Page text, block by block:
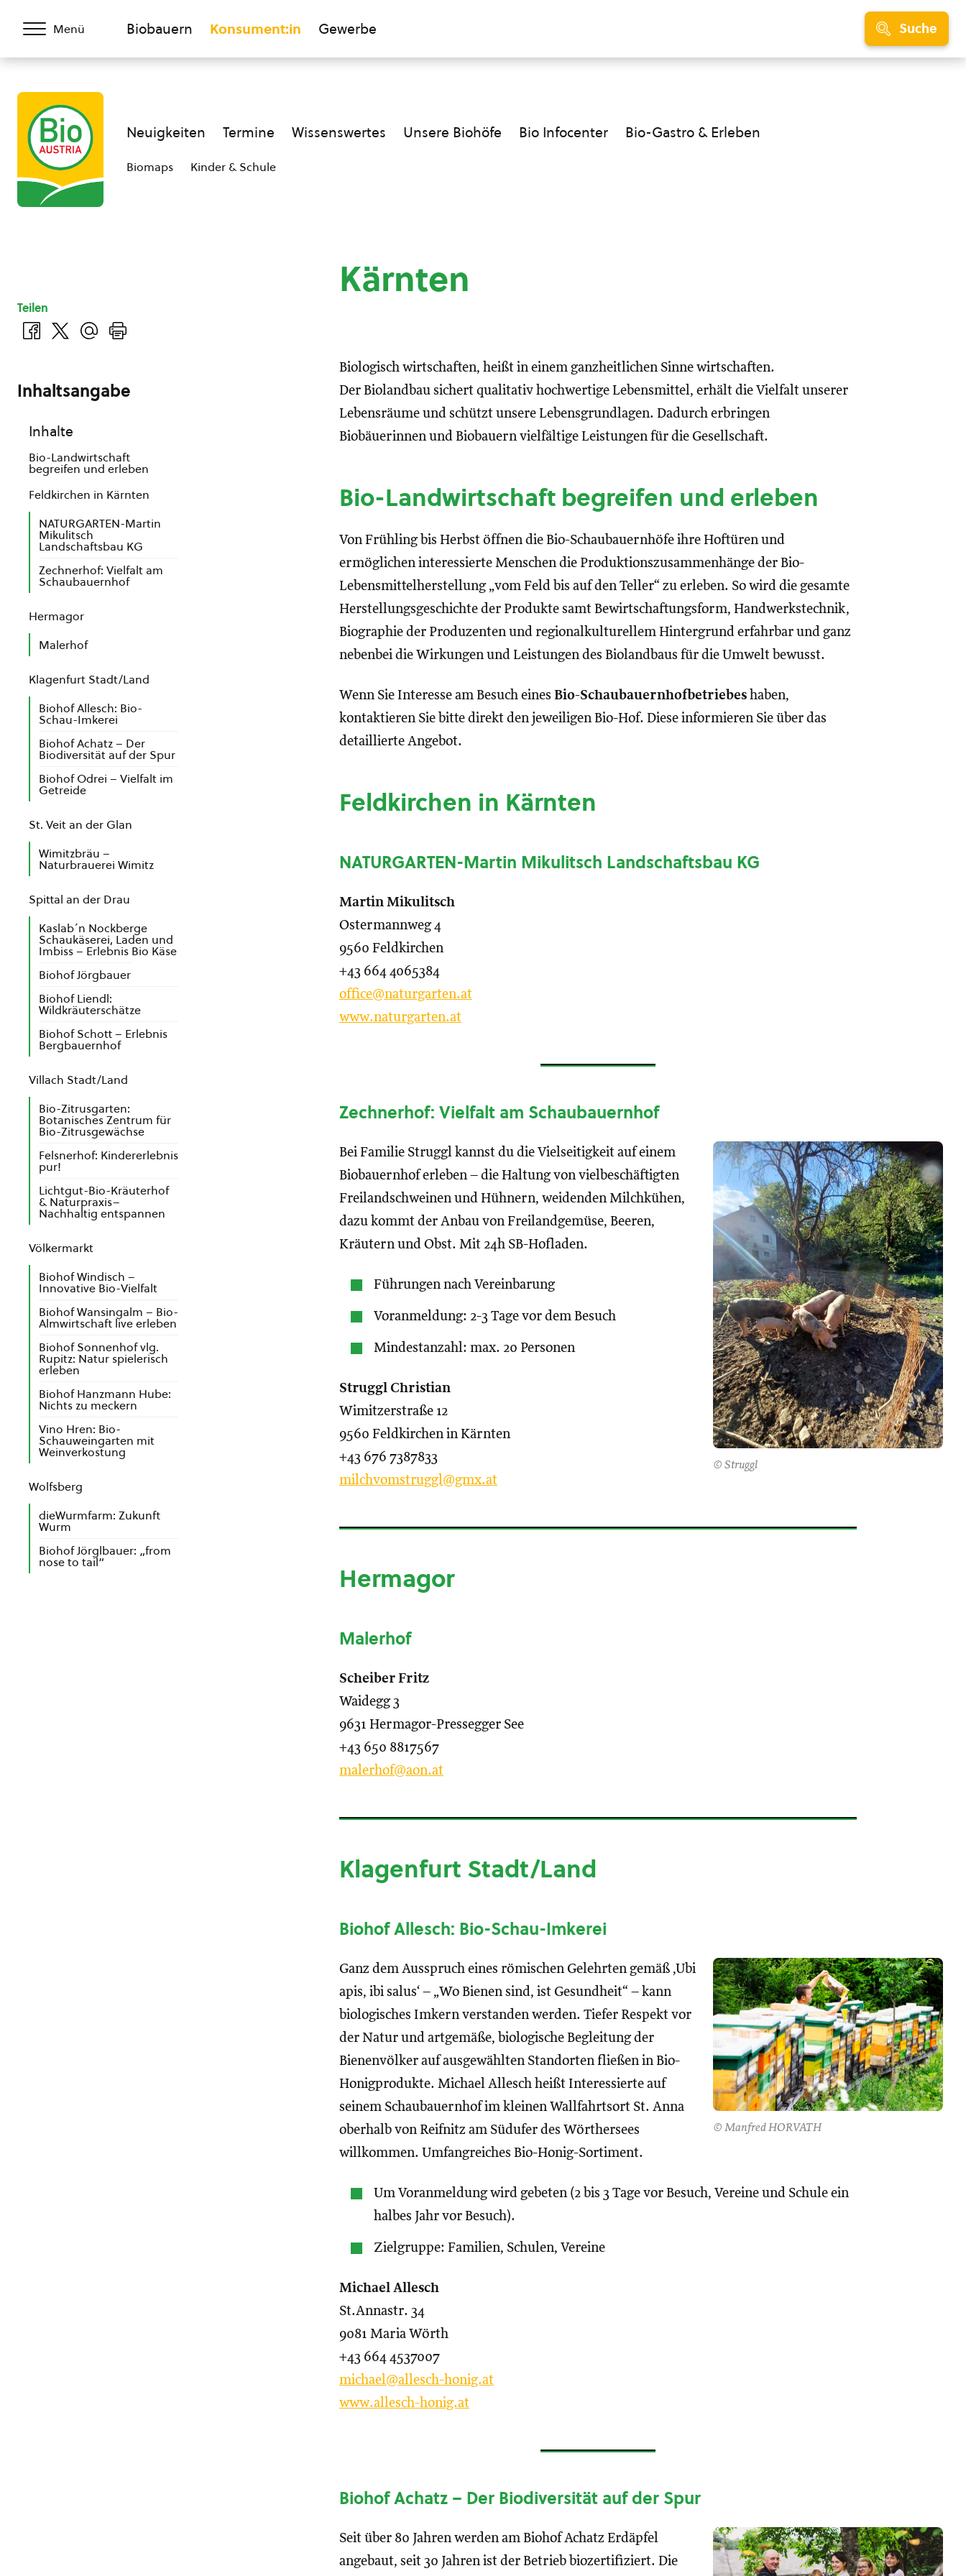
Menü Biobauern Konsument:in Gewerbe Suche
Neuigkeiten Termine Wissenswertes Unsere Biohöfe Bio Infocenter Bio-Gastro & Erleben
Biomaps Kinder & Schule
Kärnten
Biologisch wirtschaften, heißt in einem ganzheitlichen Sinne wirtschaften.
Der Biolandbau sichert qualitativ hochwertige Lebensmittel, erhält die Vielfalt unserer
Lebensräume und schützt unsere Lebensgrundlagen. Dadurch erbringen
Biobäuerinnen und Biobauern vielfältige Leistungen für die Gesellschaft.
Bio-Landwirtschaft begreifen und erleben
Von Frühling bis Herbst öffnen die Bio-Schaubauernhöfe ihre Hoftüren und
ermöglichen interessierte Menschen die Produktionszusammenhänge der Bio-
Lebensmittelherstellung „vom Feld bis auf den Teller“ zu erleben. So wird die gesamte
Herstellungsgeschichte der Produkte samt Bewirtschaftungsform, Handwerkstechnik,
Biographie der Produzenten und regionalkulturellem Hintergrund erfahrbar und ganz
nebenbei die Wirkungen und Leistungen des Biolandbaus für die Umwelt bewusst.
Wenn Sie Interesse am Besuch eines Bio-Schaubauernhofbetriebes haben,
kontaktieren Sie bitte direkt den jeweiligen Bio-Hof. Diese informieren Sie über das
detaillierte Angebot.
Feldkirchen in Kärnten
NATURGARTEN-Martin Mikulitsch Landschaftsbau KG
Martin Mikulitsch
Ostermannweg 4
9560 Feldkirchen
+43 664 4065384
office@naturgarten.at
www.naturgarten.at
Zechnerhof: Vielfalt am Schaubauernhof
© Struggl
Bei Familie Struggl kannst du die Vielseitigkeit auf einem
Biobauernhof erleben – die Haltung von vielbeschäftigten
Freilandschweinen und Hühnern, weidenden Milchkühen,
dazu kommt der Anbau von Freilandgemüse, Beeren,
Kräutern und Obst. Mit 24h SB-Hofladen.
Führungen nach Vereinbarung
Voranmeldung: 2-3 Tage vor dem Besuch
Mindestanzahl: max. 20 Personen
Struggl Christian
Wimitzerstraße 12
9560 Feldkirchen in Kärnten
+43 676 7387833
milchvomstruggl@gmx.at
Hermagor
Malerhof
Scheiber Fritz
Waidegg 3
9631 Hermagor-Pressegger See
+43 650 8817567
malerhof@aon.at
Klagenfurt Stadt/Land
Biohof Allesch: Bio-Schau-Imkerei
© Manfred HORVATH
Ganz dem Ausspruch eines römischen Gelehrten gemäß ‚Ubi
apis, ibi salus‘ – „Wo Bienen sind, ist Gesundheit“ – kann
biologisches Imkern verstanden werden. Tiefer Respekt vor
der Natur und artgemäße, biologische Begleitung der
Bienenvölker auf ausgewählten Standorten fließen in Bio-
Honigprodukte. Michael Allesch heißt Interessierte auf
seinem Schaubauernhof im kleinen Wallfahrtsort St. Anna
oberhalb von Reifnitz am Südufer des Wörthersees
willkommen. Umfangreiches Bio-Honig-Sortiment.
Um Voranmeldung wird gebeten (2 bis 3 Tage vor Besuch, Vereine und Schule ein
halbes Jahr vor Besuch).
Zielgruppe: Familien, Schulen, Vereine
Michael Allesch
St.Annastr. 34
9081 Maria Wörth
+43 664 4537007
michael@allesch-honig.at
www.allesch-honig.at
Biohof Achatz – Der Biodiversität auf der Spur
Seit über 80 Jahren werden am Biohof Achatz Erdäpfel
angebaut, seit 30 Jahren ist der Betrieb biozertifiziert. Die
Teilen
Inhaltsangabe
Inhalte
Bio-Landwirtschaft
begreifen und erleben
Feldkirchen in Kärnten
NATURGARTEN-Martin
Mikulitsch
Landschaftsbau KG
Zechnerhof: Vielfalt am
Schaubauernhof
Hermagor
Malerhof
Klagenfurt Stadt/Land
Biohof Allesch: Bio-
Schau-Imkerei
Biohof Achatz – Der
Biodiversität auf der Spur
Biohof Odrei – Vielfalt im
Getreide
St. Veit an der Glan
Wimitzbräu –
Naturbrauerei Wimitz
Spittal an der Drau
Kaslab´n Nockberge
Schaukäserei, Laden und
Imbiss – Erlebnis Bio Käse
Biohof Jörgbauer
Biohof Liendl:
Wildkräuterschätze
Biohof Schott – Erlebnis
Bergbauernhof
Villach Stadt/Land
Bio-Zitrusgarten:
Botanisches Zentrum für
Bio-Zitrusgewächse
Felsnerhof: Kindererlebnis
pur!
Lichtgut-Bio-Kräuterhof
& Naturpraxis–
Nachhaltig entspannen
Völkermarkt
Biohof Windisch –
Innovative Bio-Vielfalt
Biohof Wansingalm – Bio-
Almwirtschaft live erleben
Biohof Sonnenhof vlg.
Rupitz: Natur spielerisch
erleben
Biohof Hanzmann Hube:
Nichts zu meckern
Vino Hren: Bio-
Schauweingarten mit
Weinverkostung
Wolfsberg
dieWurmfarm: Zukunft
Wurm
Biohof Jörglbauer: „from
nose to tail“